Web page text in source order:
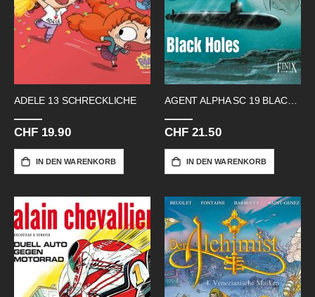
ADELE 13 SCHRECKLICHE
CHF 19.90
IN DEN WARENKORB
AGENT ALPHA SC 19 BLACK HOLES
CHF 21.50
IN DEN WARENKORB